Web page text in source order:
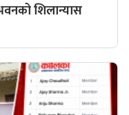
शिलान्यास